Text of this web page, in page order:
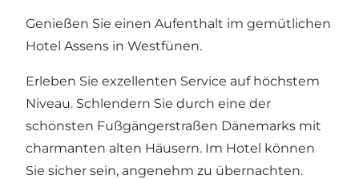
Genießen Sie einen Aufenthalt im gemütlichen
Hotel Assens in Westfünen.
Erleben Sie exzellenten Service auf höchstem
Niveau. Schlendern Sie durch eine der
schönsten Fußgängerstraßen Dänemarks mit
charmanten alten Häusern. Im Hotel können
Sie sicher sein, angenehm zu übernachten.